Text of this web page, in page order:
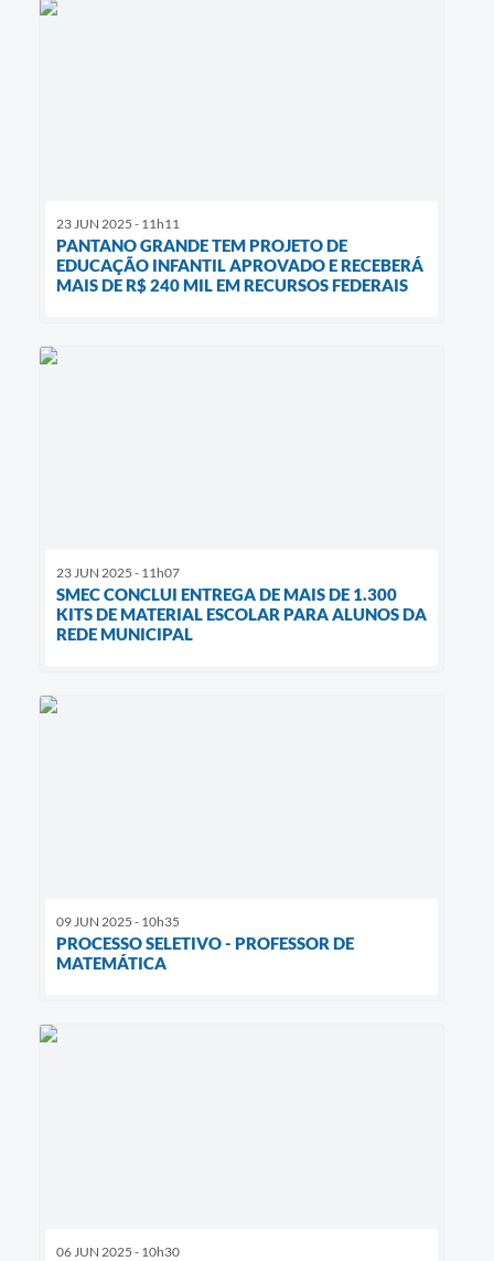
23 JUN 2025 - 11h11
PANTANO GRANDE TEM PROJETO DE
EDUCAÇÃO INFANTIL APROVADO E RECEBERÁ
MAIS DE R$ 240 MIL EM RECURSOS FEDERAIS
23 JUN 2025 - 11h07
SMEC CONCLUI ENTREGA DE MAIS DE 1.300
KITS DE MATERIAL ESCOLAR PARA ALUNOS DA
REDE MUNICIPAL
09 JUN 2025 - 10h35
PROCESSO SELETIVO - PROFESSOR DE
MATEMÁTICA
06 JUN 2025 - 10h30